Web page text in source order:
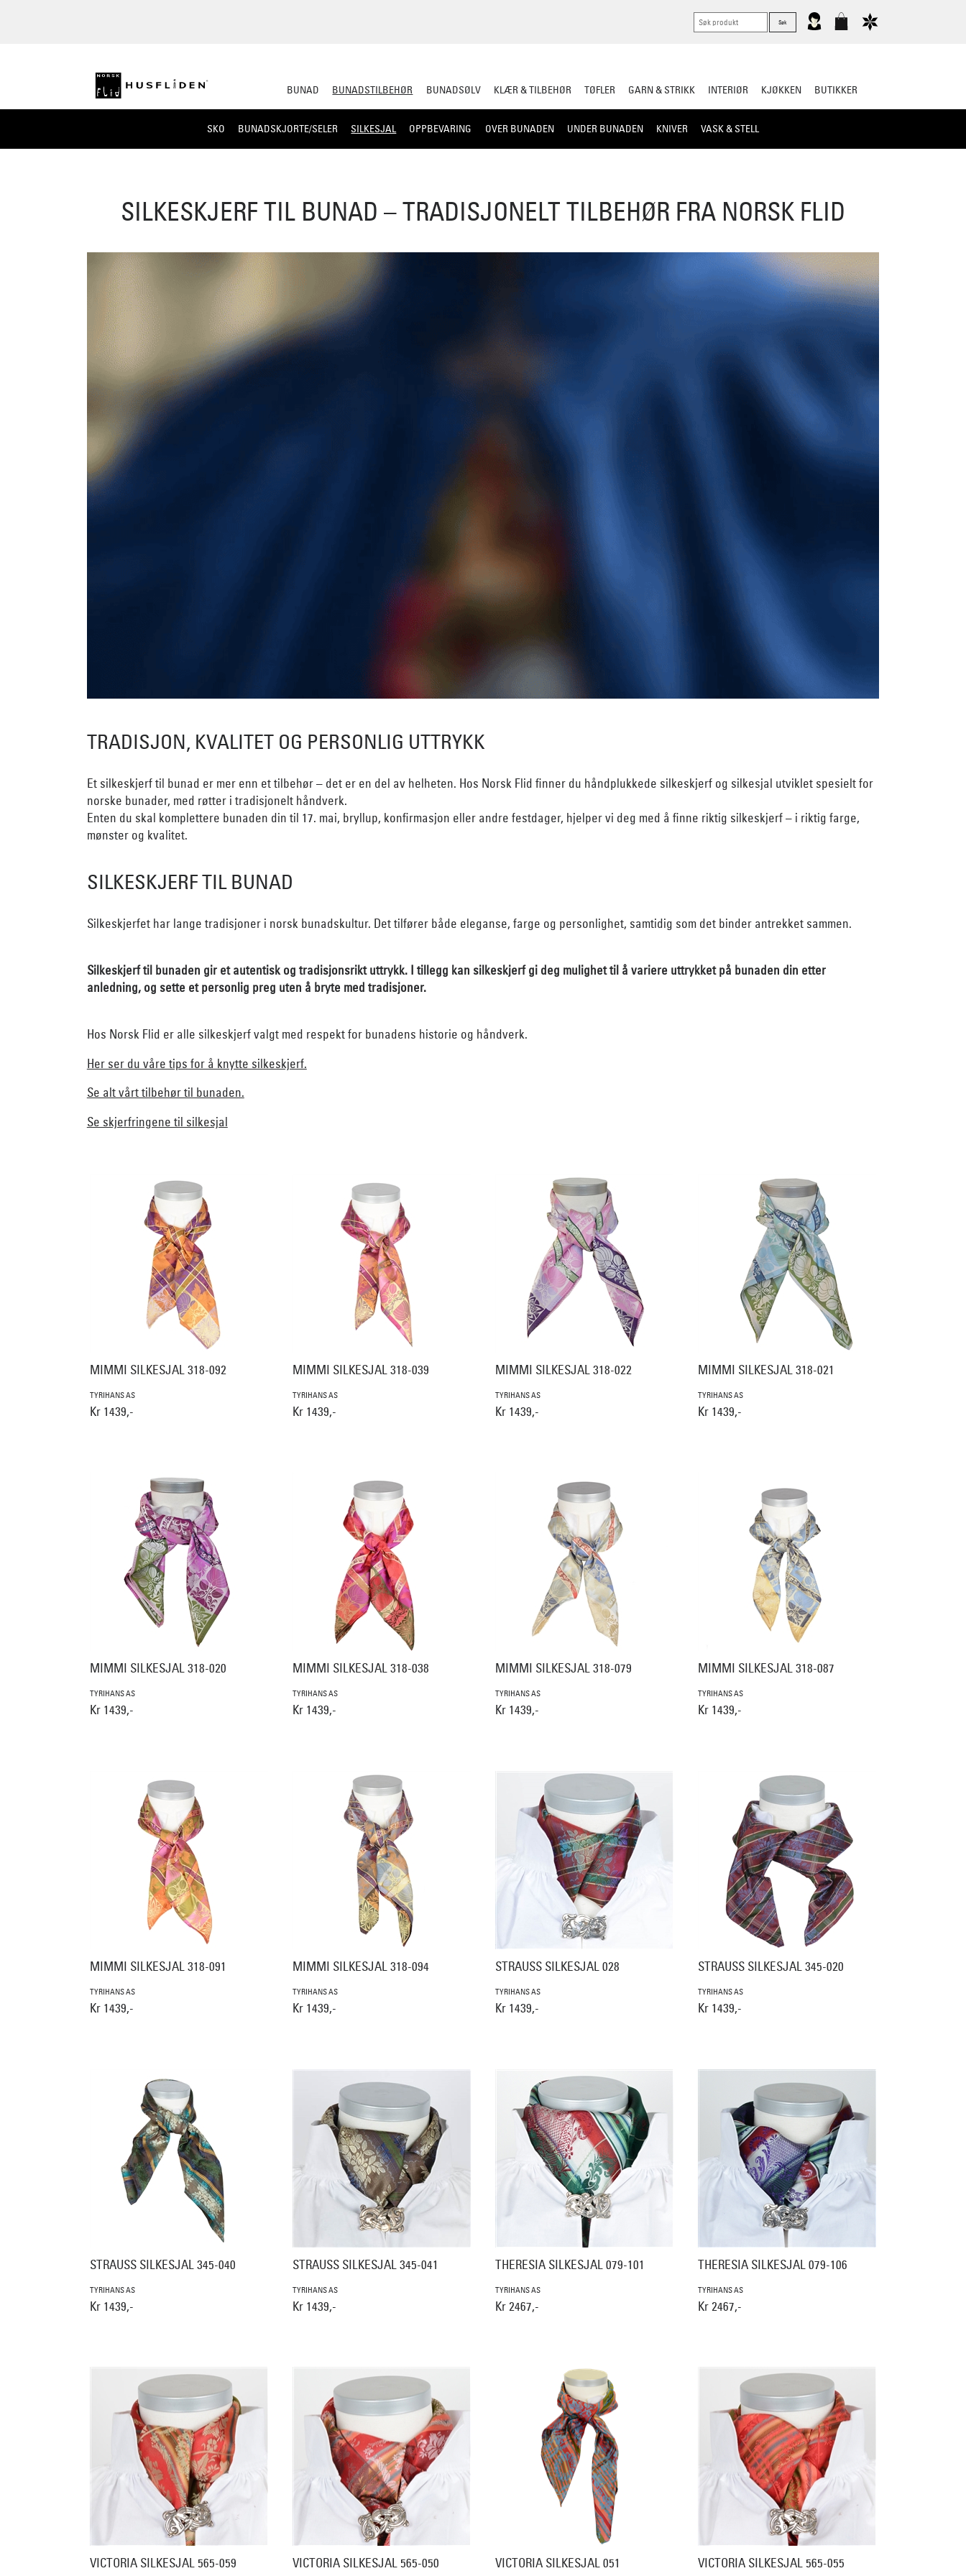
BUNAD BUNADSTILBEHØR
SKO BUNADSKJORTE/SELER SILKESJAL OPPBEVARING OVER BUNADEN UNDER BUNADEN KNIVER VASK & STELL
BUNADSØLV KLÆR & TILBEHØR TØFLER GARN & STRIKK INTERIØR KJØKKEN BUTIKKER
SILKESKJERF TIL BUNAD – TRADISJONELT TILBEHØR FRA NORSK FLID
TRADISJON, KVALITET OG PERSONLIG UTTRYKK
Et silkeskjerf til bunad er mer enn et tilbehør – det er en del av helheten. Hos Norsk Flid finner du håndplukkede silkeskjerf og silkesjal utviklet spesielt for
norske bunader, med røtter i tradisjonelt håndverk.
Enten du skal komplettere bunaden din til 17. mai, bryllup, konfirmasjon eller andre festdager, hjelper vi deg med å finne riktig silkeskjerf – i riktig farge,
mønster og kvalitet.
SILKESKJERF TIL BUNAD
Silkeskjerfet har lange tradisjoner i norsk bunadskultur. Det tilfører både eleganse, farge og personlighet, samtidig som det binder antrekket sammen.
Silkeskjerf til bunaden gir et autentisk og tradisjonsrikt uttrykk. I tillegg kan silkeskjerf gi deg mulighet til å variere uttrykket på bunaden din etter
anledning, og sette et personlig preg uten å bryte med tradisjoner.
Hos Norsk Flid er alle silkeskjerf valgt med respekt for bunadens historie og håndverk.
Her ser du våre tips for å knytte silkeskjerf.
Se alt vårt tilbehør til bunaden.
Se skjerfringene til silkesjal
MIMMI SILKESJAL 318-092
TYRIHANS AS
Kr 1439,-
MIMMI SILKESJAL 318-039
TYRIHANS AS
Kr 1439,-
MIMMI SILKESJAL 318-022
TYRIHANS AS
Kr 1439,-
MIMMI SILKESJAL 318-021
TYRIHANS AS
Kr 1439,-
MIMMI SILKESJAL 318-020
TYRIHANS AS
Kr 1439,-
MIMMI SILKESJAL 318-038
TYRIHANS AS
Kr 1439,-
MIMMI SILKESJAL 318-079
TYRIHANS AS
Kr 1439,-
MIMMI SILKESJAL 318-087
TYRIHANS AS
Kr 1439,-
MIMMI SILKESJAL 318-091
TYRIHANS AS
Kr 1439,-
MIMMI SILKESJAL 318-094
TYRIHANS AS
Kr 1439,-
STRAUSS SILKESJAL 028
TYRIHANS AS
Kr 1439,-
STRAUSS SILKESJAL 345-020
TYRIHANS AS
Kr 1439,-
STRAUSS SILKESJAL 345-040
TYRIHANS AS
Kr 1439,-
STRAUSS SILKESJAL 345-041
TYRIHANS AS
Kr 1439,-
THERESIA SILKESJAL 079-101
TYRIHANS AS
Kr 2467,-
THERESIA SILKESJAL 079-106
TYRIHANS AS
Kr 2467,-
VICTORIA SILKESJAL 565-059 VICTORIA SILKESJAL 565-050 VICTORIA SILKESJAL 051 VICTORIA SILKESJAL 565-055